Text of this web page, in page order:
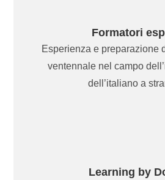
Formatori
Esperienza e preparazione
ventennale nel campo
dell’italiano a
Learning by